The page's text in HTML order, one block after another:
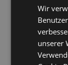
Wir
unserer